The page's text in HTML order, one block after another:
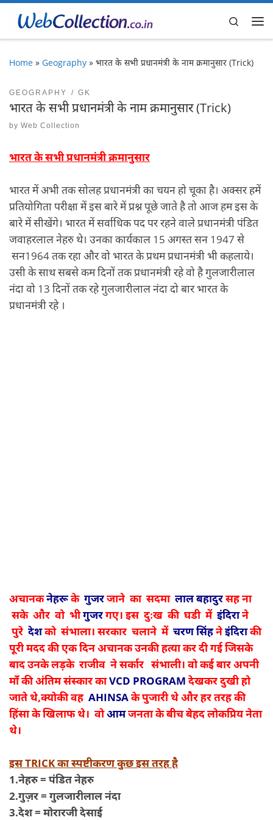
Skip to content
Search
Home » Geography » भारत के सभी प्रधानमंत्री के नाम क्रमानुसार (Trick)
GEOGRAPHY GK
भारत के सभी प्रधानमंत्री के नाम क्रमानुसार (Trick)
by Web Collection
भारत के सभी प्रधानमंत्री क्रमानुसार
भारत में अभी तक सोलह प्रधानमंत्री का चयन हो चूका है। अक्सर हमें
प्रतियोगिता परीक्षा में इस बारे में प्रश्न पूछे जाते है तो आज हम इस के
बारे में सीखेंगे। भारत में सर्वाधिक पद पर रहने वाले प्रधानमंत्री पंडित
जवाहरलाल नेहरु थे। उनका कार्यकाल 15 अगस्त सन 1947 से
सन1964 तक रहा और वो भारत के प्रथम प्रधानमंत्री भी कहलाये।
उसी के साथ सबसे कम दिनों तक प्रधानमंत्री रहे वो है गुलजारीलाल
नंदा वो 13 दिनों तक रहे गुलजारीलाल नंदा दो बार भारत के
प्रधानमंत्री रहे ।
अचानकनेहरूके गुजरजाने का सदमा लाल बहादुरसह ना
सके और वो भीगुजरगए। इस दुःख की घडी में इंदिराने
पुरे देशको संभाला। सरकार चलाने में चरण सिंहनेइंदिराकी
पूरी मदद की एक दिन अचानक उनकी हत्या कर दी गई जिसके
बाद उनके लड़के राजीव ने सर्कार संभाली। वो कई बार अपनी
माँ की अंतिम संस्कारकाVCD PROGRAM देखकर दुखी हो
जाते थे,क्योकीवह AHINSAके पुजारी थे और हर तरह की
हिंसा के खिलाफ थे। वोआमजनता के बीच बेहद लोकप्रिय नेता
थे।
इस TRICK का स्पष्टीकरण कुछ इस तरह है
1.नेहरु = पंडित नेहरु
2.गुज़र = गुलजारीलाल नंदा
3.देश = मोरारजी देसाई